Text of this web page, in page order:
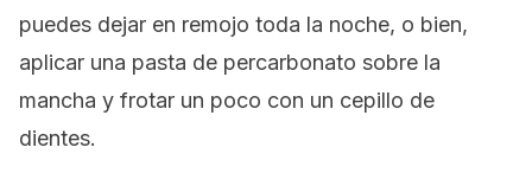
puedes dejar en remojo toda la noche, o bien,
aplicar una pasta de percarbonato sobre la
mancha y frotar un poco con un cepillo de
dientes.